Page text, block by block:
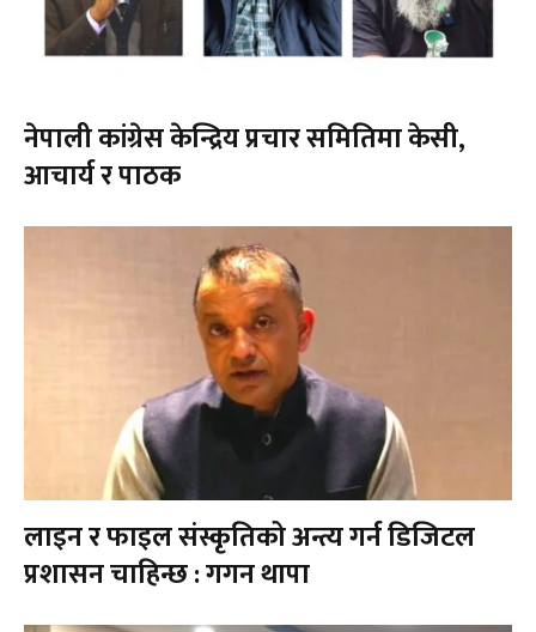
नेपाली कांग्रेस केन्द्रिय प्रचार समितिमा केसी,
आचार्य र पाठक
लाइन र फाइल संस्कृतिको अन्त्य गर्न डिजिटल
प्रशासन चाहिन्छ : गगन थापा